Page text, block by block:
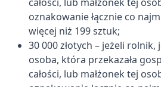
całości, lub małżonek tej
oznakowanie łącznie co
więcej niż 199 sztuk;
30 000 złotych – jeżeli rolnik,
osoba, która przekazała
całości, lub małżonek tej